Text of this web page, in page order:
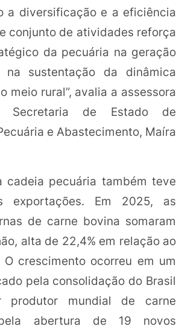
a diversificação e a eficiência
conjunto de atividades reforça
da pecuária na geração
sustentação da dinâmica
meio rural”, avalia a assessora
Secretaria de Estado de
e Abastecimento, Maíra
cadeia pecuária também teve
exportações. Em 2025, as
de carne bovina somaram
alta de 22,4% em relação ao
O crescimento ocorreu em um
pela consolidação do Brasil
produtor mundial de carne
abertura de 19 novos